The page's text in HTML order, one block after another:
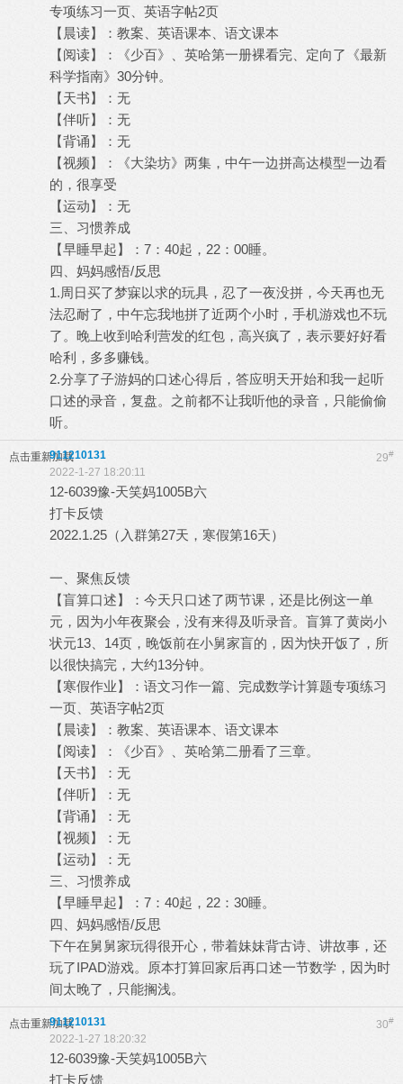
专项练习一页、英语字帖2页
【晨读】：教案、英语课本、语文课本
【阅读】：《少百》、英哈第一册裸看完、定向了《最新
科学指南》30分钟。
【天书】：无
【伴听】：无
【背诵】：无
【视频】：《大染坊》两集，中午一边拼高达模型一边看
的，很享受
【运动】：无
三、习惯养成
【早睡早起】：7：40起，22：00睡。
四、妈妈感悟/反思
1.周日买了梦寐以求的玩具，忍了一夜没拼，今天再也无
法忍耐了，中午忘我地拼了近两个小时，手机游戏也不玩
了。晚上收到哈利营发的红包，高兴疯了，表示要好好看
哈利，多多赚钱。
2.分享了子游妈的口述心得后，答应明天开始和我一起听
口述的录音，复盘。之前都不让我听他的录音，只能偷偷
听。
点击重新加载 29#
911210131
2022-1-27 18:20:11
12-6039豫-天笑妈1005B六
打卡反馈
2022.1.25（入群第27天，寒假第16天）
一、聚焦反馈
【盲算口述】：今天只口述了两节课，还是比例这一单
元，因为小年夜聚会，没有来得及听录音。盲算了黄岗小
状元13、14页，晚饭前在小舅家盲的，因为快开饭了，所
以很快搞完，大约13分钟。
【寒假作业】：语文习作一篇、完成数学计算题专项练习
一页、英语字帖2页
【晨读】：教案、英语课本、语文课本
【阅读】：《少百》、英哈第二册看了三章。
【天书】：无
【伴听】：无
【背诵】：无
【视频】：无
【运动】：无
三、习惯养成
【早睡早起】：7：40起，22：30睡。
四、妈妈感悟/反思
下午在舅舅家玩得很开心，带着妹妹背古诗、讲故事，还
玩了IPAD游戏。原本打算回家后再口述一节数学，因为时
间太晚了，只能搁浅。
点击重新加载 30#
911210131
2022-1-27 18:20:32
12-6039豫-天笑妈1005B六
打卡反馈